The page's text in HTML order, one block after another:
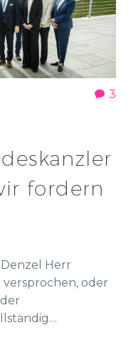
3
fordern
Herr
versprochen, oder